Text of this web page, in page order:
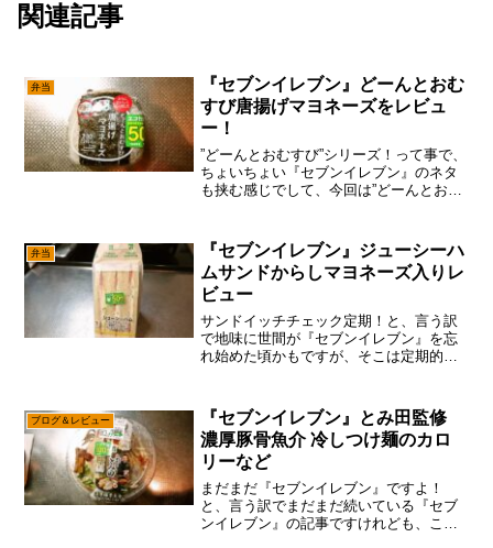
関連記事
弁当
『セブンイレブン』どーんとおむ
すび唐揚げマヨネーズをレビュ
ー！
”どーんとおむすび”シリーズ！って事で、
ちょいちょい『セブンイレブン』のネタ
も挟む感じでして、今回は”どーんとおむ
で（略『どーんとおむすび唐揚げマヨネ
ーズ』248円ん～...
弁当
『セブンイレブン』ジューシーハ
ムサンドからしマヨネーズ入りレ
ビュー
サンドイッチチェック定期！と、言う訳
で地味に世間が『セブンイレブン』を忘
れ始めた頃かもですが、そこは定期的に
は、『セブンイレブン』以外もバチバチ
に詐欺っていたので、別に...
ブログ＆レビュー
『セブンイレブン』とみ田監修
濃厚豚骨魚介 冷しつけ麺のカロ
リーなど
まだまだ『セブンイレブン』ですよ！
と、言う訳でまだまだ続いている『セブ
ンイレブン』の記事ですけれども、これ